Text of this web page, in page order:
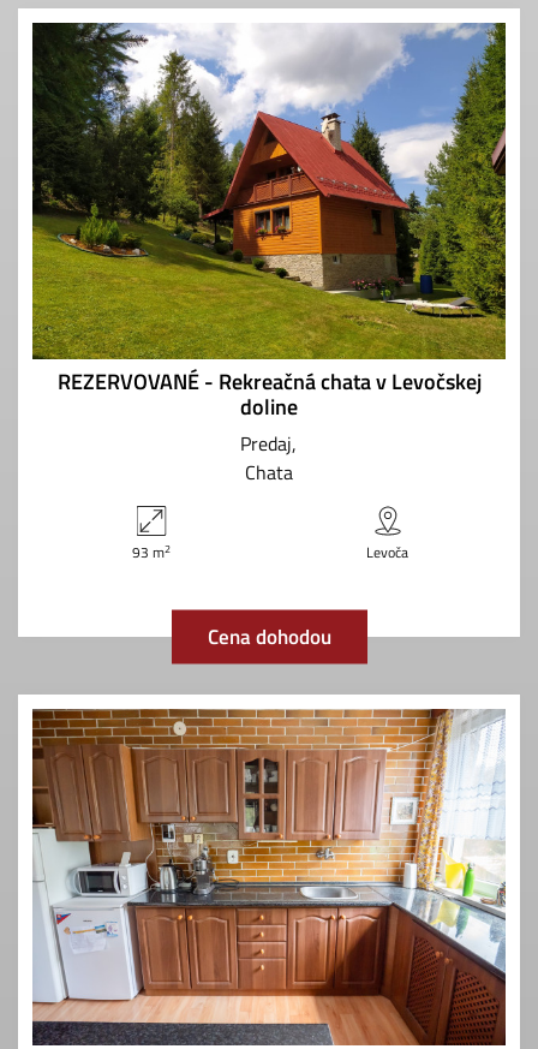
REZERVOVANÉ - Rekreačná chata v Levočskej
doline
Predaj
Chata
93 m2 Levoča
Cena dohodou